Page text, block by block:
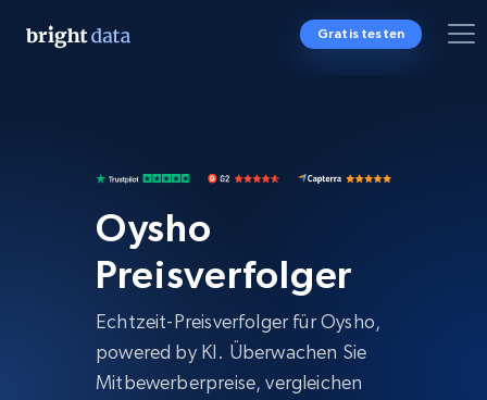
Gratis testen
Oysho
Preisverfolger
Echtzeit-Preisverfolger für Oysho,
powered by KI. Überwachen Sie
Mitbewerberpreise, vergleichen